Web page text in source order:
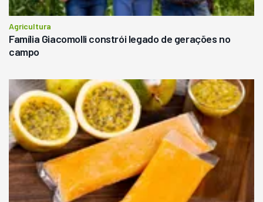
Agricultura
Família Giacomolli constrói legado de gerações no
campo